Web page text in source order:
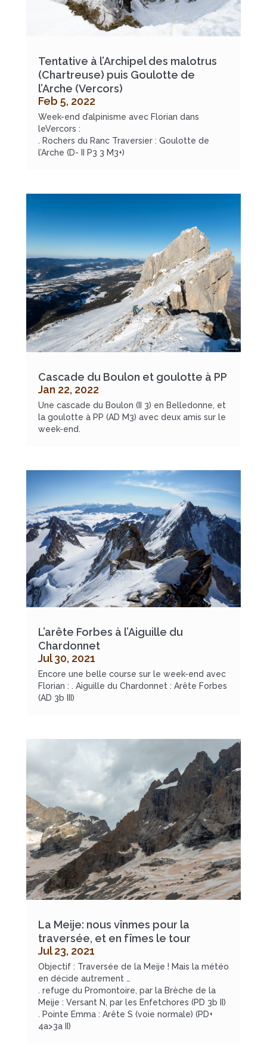
Tentative à l’Archipel des malotrus
(Chartreuse) puis Goulotte de
l’Arche (Vercors)
Feb 5, 2022
Week-end d’alpinisme avec Florian dans
leVercors :
. Rochers du Ranc Traversier : Goulotte de
l’Arche (D- II P3 3 M3+)
Cascade du Boulon et goulotte à PP
Jan 22, 2022
Une cascade du Boulon (II 3) en Belledonne, et
la goulotte à PP (AD M3) avec deux amis sur le
week-end.
L’arête Forbes à l’Aiguille du
Chardonnet
Jul 30, 2021
Encore une belle course sur le week-end avec
Florian : . Aiguille du Chardonnet : Arête Forbes
(AD 3b III)
La Meije: nous vînmes pour la
traversée, et en fîmes le tour
Jul 23, 2021
Objectif : Traversée de la Meije ! Mais la météo
en décide autrement …
. refuge du Promontoire, par la Brèche de la
Meije : Versant N, par les Enfetchores (PD 3b II)
. Pointe Emma : Arête S (voie normale) (PD+
4a>3a II)